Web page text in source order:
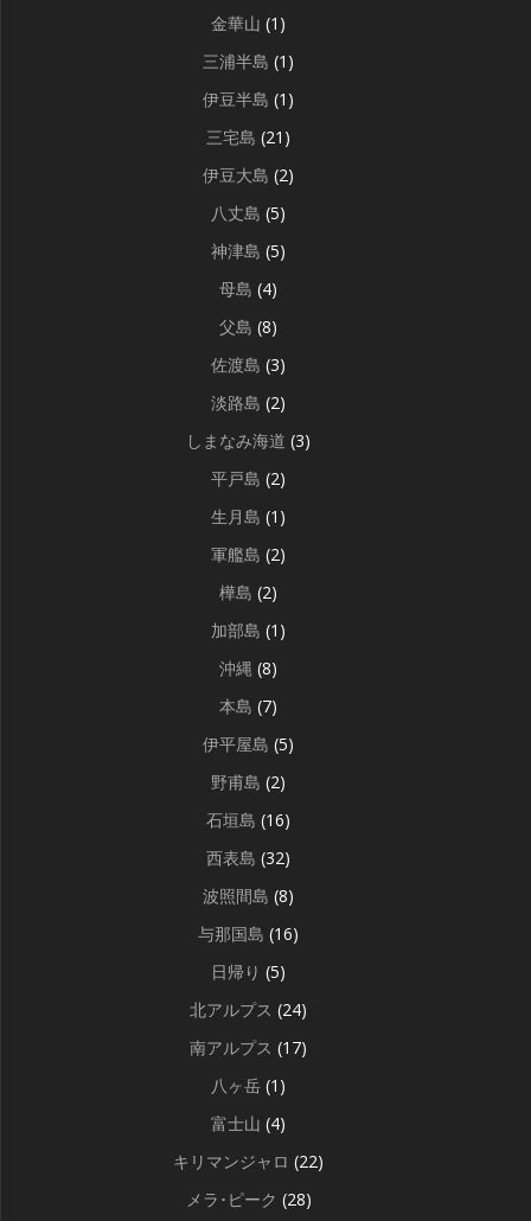
金華山 (1)
三浦半島 (1)
伊豆半島 (1)
三宅島 (21)
伊豆大島 (2)
八丈島 (5)
神津島 (5)
母島 (4)
父島 (8)
佐渡島 (3)
淡路島 (2)
しまなみ海道 (3)
平戸島 (2)
生月島 (1)
軍艦島 (2)
樺島 (2)
加部島 (1)
沖縄 (8)
本島 (7)
伊平屋島 (5)
野甫島 (2)
石垣島 (16)
西表島 (32)
波照間島 (8)
与那国島 (16)
日帰り (5)
北アルプス (24)
南アルプス (17)
八ヶ岳 (1)
富士山 (4)
キリマンジャロ (22)
メラ･ピーク (28)